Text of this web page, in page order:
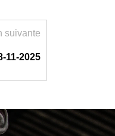
suivante
11-2025